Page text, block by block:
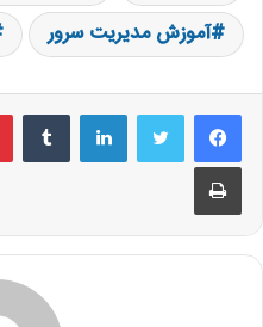
آموزش مدیریت سرور
لینکدین
چاپ